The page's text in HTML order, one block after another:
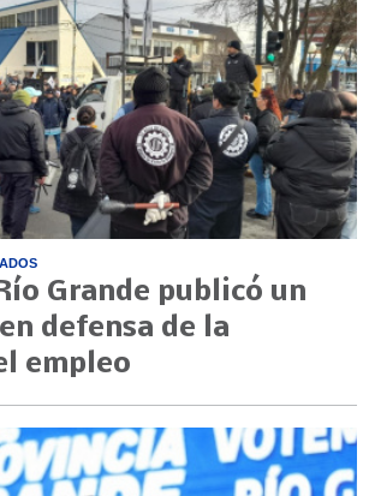
Grande publicó un
defensa de la
empleo